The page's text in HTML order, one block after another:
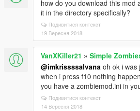
how do you download this mod
it in the directory specifically?
Подивитися контекст
19 Вересня 2018
VanXKiller21 » Simple
@imkrissssalvana oh ok i was
when i press f10 nothing
you have a zombiemod.ini in
Подивитися контекст
14 Вересня 2018